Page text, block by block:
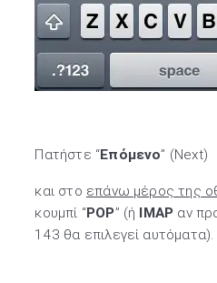
Πατήστε “Επόμενο” (Next)
και στo επάνω μέρος της
κουμπί “POP” (ή IMAP αν
143 θα επιλεγεί αυτόματα).